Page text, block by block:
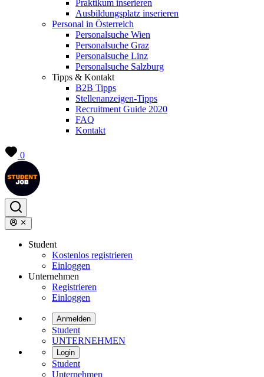
Praktikum inserieren
Ausbildungsplatz inserieren
Personal in Österreich
Personalsuche Wien
Personalsuche Graz
Personalsuche Linz
Personalsuche Salzburg
Tipps & Kontakt
B2B Tipps
Stellenanzeigen-Tipps
Recruitment Guide 2020
FAQ
Kontakt
0
Student
Kostenlos registrieren
Einloggen
Unternehmen
Registrieren
Einloggen
Anmelden
Student
UNTERNEHMEN
Login
Student
Unternehmen